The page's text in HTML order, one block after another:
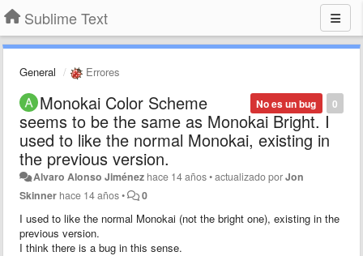
Sublime Text
General Errores
0
No es un bug
Monokai Color Scheme
seems to be the same as Monokai Bright. I
used to like the normal Monokai, existing in
the previous version.
Alvaro Alonso Jiménez hace 14 años•actualizado porJon
Skinner hace 14 años• 0
I used to like the normal Monokai (not the bright one), existing in the
previous version.
I think there is a bug in this sense.